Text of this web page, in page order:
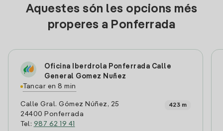
Aquestes són les opcions més
properes a Ponferrada
Oficina Iberdrola Ponferrada Calle
General Gomez Nuñez
Tancar en 8 min
Calle Gral. Gómez Núñez, 25
24400 Ponferrada
Tel: 987 62 19 41
423 m